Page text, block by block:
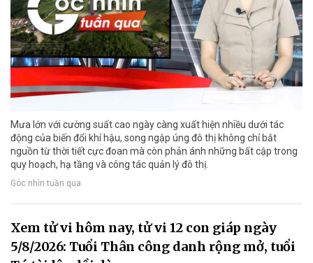
Mưa lớn với cường suất cao ngày càng xuất hiện nhiều dưới tác
động của biến đổi khí hậu, song ngập úng đô thị không chỉ bắt
nguồn từ thời tiết cực đoan mà còn phản ánh những bất cập trong
quy hoạch, hạ tầng và công tác quản lý đô thị.
Góc nhìn tuần qua
Xem tử vi hôm nay, tử vi 12 con giáp ngày
5/8/2026: Tuổi Thân công danh rộng mở, tuổi